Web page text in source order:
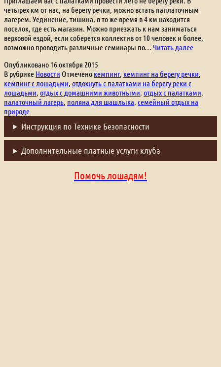
четырех км от нас, на берегу речки, можно встать паплаточным
лагерем. Уединение, тишина, в то же время в 4 км находится
поселок, где есть магазин. Можно приезжать к нам заниматься
верховой ездой, если соберется коллектив от 10 человек и более,
возможно проводить различные семинары по… Читать далееКемпинг
реки,
лагерь
Опубликовано 16 октября 2015
В рубрике Новости Отмечено кемпинг кемпинг на берегу речки
кемпинг с лошадьми отдохнуть с палатками на берегу реки с
лошадьми отдых с домашними животными отдых с палатками
палаточный лагерь поляна для шашлыка семейный отдых на
природе
Инструкция по Технике Безопасности
Дополнительные платные услуги клуба
Помочь лошадям!